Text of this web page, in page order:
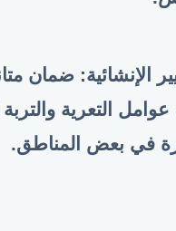
الإنشائية: ضمان
التعرية والتربة
في بعض المناطق.